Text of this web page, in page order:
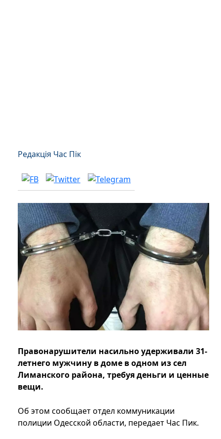
Редакція Час Пік
Правонарушители насильно удерживали 31-
летнего мужчину в доме в одном из сел
Лиманского района, требуя деньги и ценные
вещи.
Об этом сообщает отдел коммуникации
полиции Одесской области, передает Час Пик.